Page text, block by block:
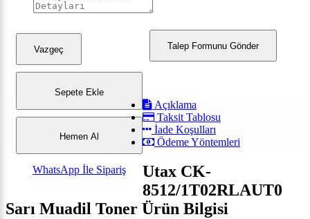
Talep Formunu Gönder
Vazgeç
Sepete Ekle
Hemen Al
WhatsApp İle Sipariş
Açıklama
Taksit Tablosu
İade Koşulları
Ödeme Yöntemleri
Utax CK-
8512/1T02RLAUT0
Sarı Muadil Toner Ürün Bilgisi